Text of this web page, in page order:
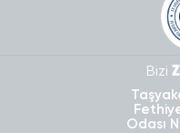
Bizi
Odası